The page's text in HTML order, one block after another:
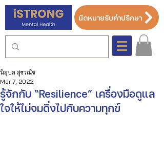
นัดหมายรับคำปรึกษา
รู้จักกับ “Resilience” เครื่องมือดูแล
ใจให้ไม่จมดิ่งไปกับความทุกข์
นิลุบล สุขวณิช
Mar 7, 2022